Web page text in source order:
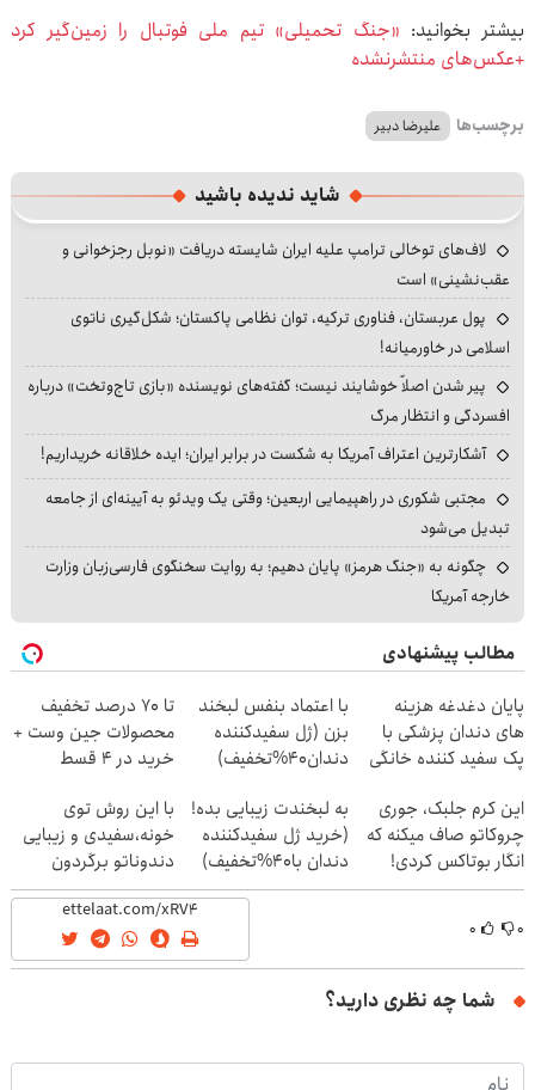
بیشتر بخوانید: «جنگ تحمیلی» تیم ملی فوتبال را زمین‌گیر کرد
+عکس‌های منتشرنشده
برچسب‌ها علیرضا دبیر
شاید ندیده باشید
لاف‌های توخالی ترامپ علیه ایران شایسته دریافت «نوبل رجزخوانی و
عقب‌نشینی» است
پول عربستان، فناوری ترکیه، توان نظامی پاکستان؛ شکل‌گیری ناتوی
اسلامی در خاورمیانه!
پیر شدن اصلاً خوشایند نیست؛ گفته‌های نویسنده «بازی تاج‌وتخت» درباره
افسردگی و انتظار مرگ
آشکارترین اعتراف آمریکا به شکست در برابر ایران؛ ایده خلاقانه خریداریم!
مجتبی شکوری در راهپیمایی اربعین؛ وقتی یک ویدئو به آیینه‌ای از جامعه
تبدیل می‌شود
چگونه به «جنگ هرمز» پایان دهیم؛ به روایت سخنگوی فارسی‌زبان وزارت
خارجه آمریکا
مطالب پیشنهادی
پایان دغدغه هزینه
های دندان پزشکی با
پک سفید کننده خانگی
با اعتماد بنفس لبخند
بزن (ژل سفیدکننده
دندان40%تخفیف)
تا 70 درصد تخفیف
محصولات جین وست +
خرید در 4 قسط
این کرم جلبک، جوری
چروکاتو صاف میکنه که
انگار بوتاکس کردی!
(تخفیف ویژه)
به لبخندت زیبایی بده!
(خرید ژل سفیدکننده
دندان با40%تخفیف)
با این روش توی
خونه،سفیدی و زیبایی
دندوناتو برگردون
(40%off)
۰ ۰
شما چه نظری دارید؟